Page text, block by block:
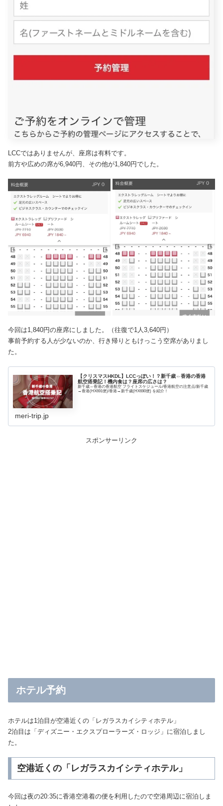
LCCではありませんが、座席は有料です。
前方や広めの席が6,940円、その他が1,840円でした。
今回は1,840円の座席にしました。（往復で1人3,640円）
事前予約する人が少ないのか、行き帰りともけっこう空席がありまし
た。
【クリスマスHKDL】LCCっぽい！？新千歳⇔香港の香港
航空搭乗記！機内食は？座席の広さは？
新千歳⇔香港の香港航空 フライトスケジュール/香港航空の注意点/新千歳
→香港(HX691便)/香港→新千歳(HX690便) を紹介！
meri-trip.jp
スポンサーリンク
ホテル予約
ホテルは1泊目が空港近くの「レガラスカイシティホテル」
2泊目は「ディズニー・エクスプローラーズ・ロッジ」に宿泊しまし
た。
空港近くの「レガラスカイシティホテル」
今回は夜の20:35に香港空港着の便を利用したので空港周辺に宿泊しま